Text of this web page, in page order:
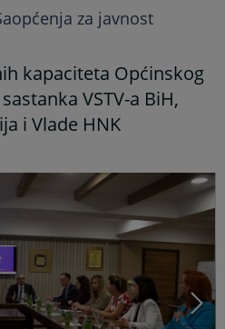
za javnost
kapaciteta Općinskog
VSTV-a BiH,
i Vlade HNK